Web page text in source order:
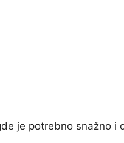
je potrebno snažno